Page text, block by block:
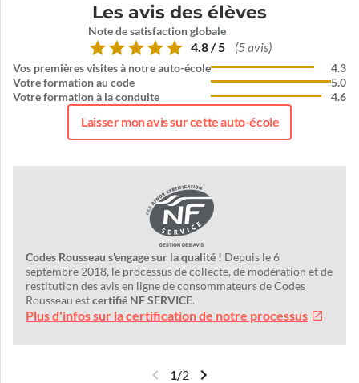
Les avis des élèves
Note de satisfaction globale
4.8 / 5 (5 avis)
Vos premières visites à notre auto-école
Votre formation au code
Votre formation à la conduite
4.3
5.0
4.6
Laisser mon avis sur cette auto-école
Codes Rousseau s'engage sur la qualité ! Depuis le 6
septembre 2018, le processus de collecte, de modération et de
restitution des avis en ligne de consommateurs de Codes
Rousseau estcertifié NF SERVICE.
Plus d'infos sur la certification de notre processus
1/2